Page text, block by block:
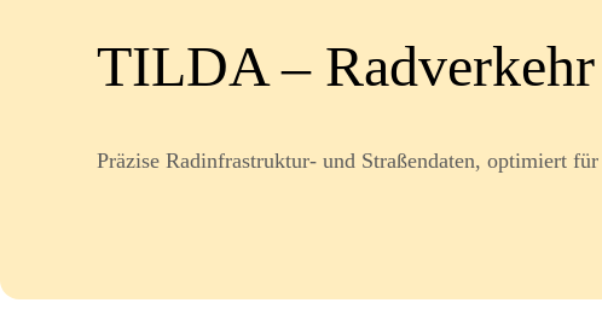
TILDA – Radverkehr
Präzise Radinfrastruktur- und Straßendaten, optimiert